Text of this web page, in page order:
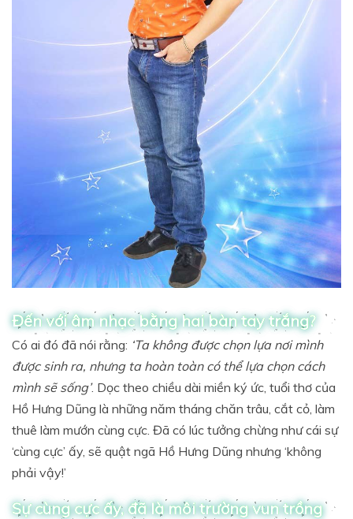
Đến với âm nhạc bằng hai bàn tay trắng?
Có ai đó đã nói rằng: ‘Ta không được chọn lựa nơi mình
được sinh ra, nhưng ta hoàn toàn có thể lựa chọn cách
mình sẽ sống’. Dọc theo chiều dài miền ký ức, tuổi thơ của
Hồ Hưng Dũng là những năm tháng chăn trâu, cắt cỏ, làm
thuê làm mướn cùng cực. Đã có lúc tưởng chừng như cái sự
‘cùng cực’ ấy, sẽ quật ngã Hồ Hưng Dũng nhưng ‘không
phải vậy!’
Sự cùng cực ấy, đã là môi trường vun trồng